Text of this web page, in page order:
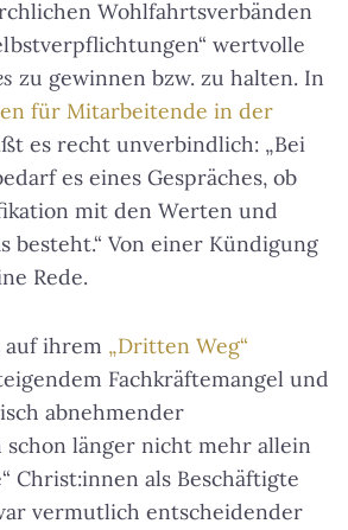
Wohlfahrtsverbänden
wertvolle
zu gewinnen bzw. zu halten. In
für Mitarbeitende in der
es recht unverbindlich: „Bei
es eines Gespräches, ob
mit den Werten und
besteht.“ Von einer Kündigung
Rede.
auf ihrem „Dritten Weg“
Fachkräftemangel und
abnehmender
länger nicht mehr allein
Christ:innen als Beschäftigte
vermutlich entscheidender